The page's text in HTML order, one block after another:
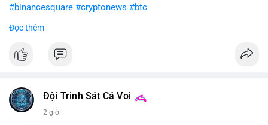
#binancesquare #cryptonews #btc
$btc
#vlikevn #titanbot
Đọc thêm
Đội Trinh Sát Cá Voi
2 giờ